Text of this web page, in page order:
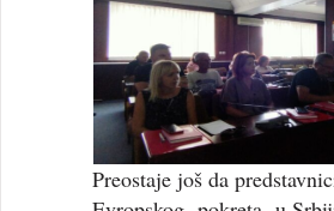
Preostaje još da